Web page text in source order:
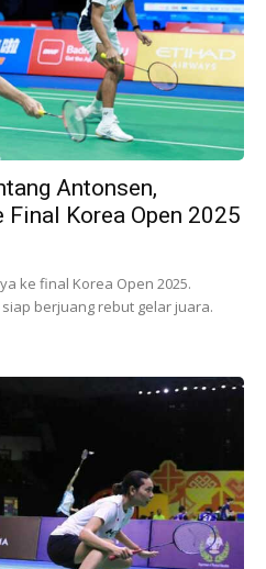
Antonsen,
Korea Open 2025
ke final Korea Open 2025.
berjuang rebut gelar juara.